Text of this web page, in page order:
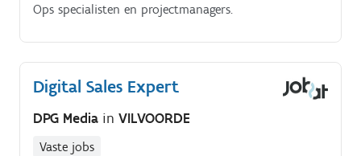
Ops specialisten en projectmanagers.
Digital Sales Expert
DPG Media in VILVOORDE
Vaste jobs